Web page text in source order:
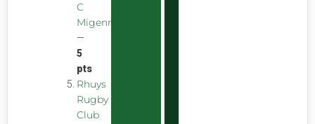
C
Migennes
—
5
pts
Rhuys
Rugby
Club